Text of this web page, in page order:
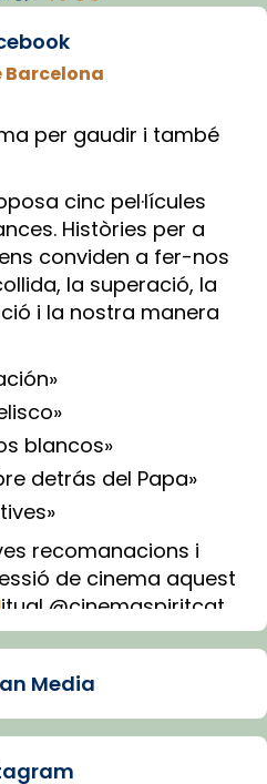
per gaudir i també
cinc pel·lícules
Històries per a
conviden a fer-nos
la superació, la
i la nostra manera
blancos»
detrás del Papa»
recomanacions i
de cinema aquest
itual @cinemaspiritcat
IA (OpenAI)
Media